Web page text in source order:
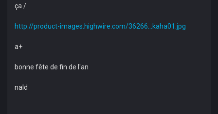
ça /
http://product-images.highwire.com/36266...kaha01.jpg
a+
bonne fête de fin de l'an
nald